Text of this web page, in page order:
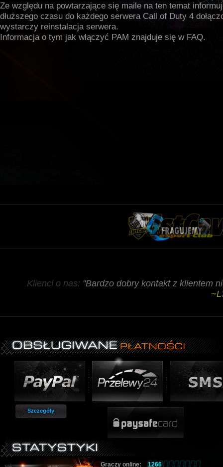
Ze względu na powtarzające się maile na ten temat
dłuższego czasu do każdego serwera Call of Duty 4
wystarczy reinstalacja serwera.
Informacja o tym jak włączyć PAM znajduje się w FAQ.
Klienci o nas: "Bardzo dobry kontakt z klientem
Szczegóły
Graczy online:
1266